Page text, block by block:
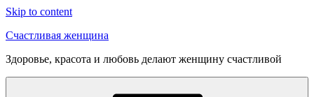
Skip to content
Счастливая женщина
Здоровье, красота и любовь делают женщину счастливой